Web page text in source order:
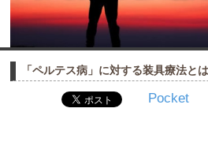
「ペルテス病」に対する装具療法と
Pocket